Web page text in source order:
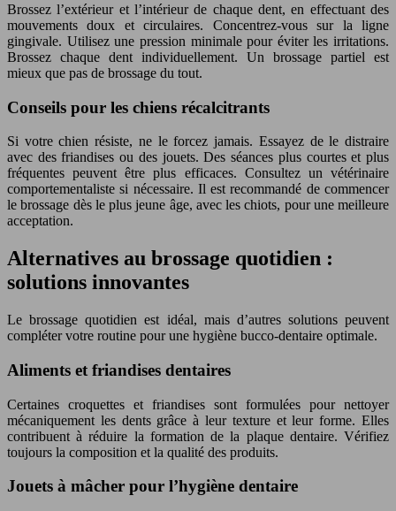
Brossez l’extérieur et l’intérieur de chaque dent, en effectuant des
mouvements doux et circulaires. Concentrez-vous sur la ligne
gingivale. Utilisez une pression minimale pour éviter les irritations.
Brossez chaque dent individuellement. Un brossage partiel est
mieux que pas de brossage du tout.
Conseils pour les chiens récalcitrants
Si votre chien résiste, ne le forcez jamais. Essayez de le distraire
avec des friandises ou des jouets. Des séances plus courtes et plus
fréquentes peuvent être plus efficaces. Consultez un vétérinaire
comportementaliste si nécessaire. Il est recommandé de commencer
le brossage dès le plus jeune âge, avec les chiots, pour une meilleure
acceptation.
Alternatives au brossage quotidien :
solutions innovantes
Le brossage quotidien est idéal, mais d’autres solutions peuvent
compléter votre routine pour une hygiène bucco-dentaire optimale.
Aliments et friandises dentaires
Certaines croquettes et friandises sont formulées pour nettoyer
mécaniquement les dents grâce à leur texture et leur forme. Elles
contribuent à réduire la formation de la plaque dentaire. Vérifiez
toujours la composition et la qualité des produits.
Jouets à mâcher pour l’hygiène dentaire